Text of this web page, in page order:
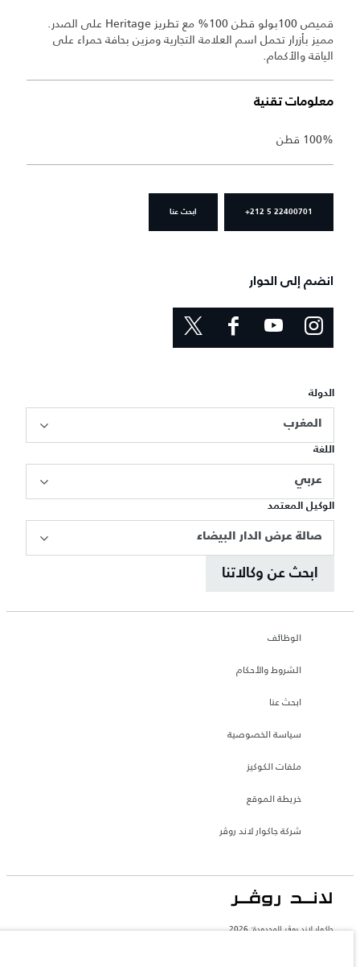
قميص 100بولو قطن 100% مع تطريز Heritage على الصدر.
مميز بأزرار تحمل اسم العلامة التجارية ومزين بحافة حمراء على
الياقة والأكمام.
معلومات تقنية
100% قطن
+212 5 22400701 ابحث عنا
انضم إلى الحوار
الدولة
المغرب
اللغة
عربي
الوكيل المعتمد
صالة عرض الدار البيضاء
ابحث عن وكالاتنا
الوظائف
الشروط والأحكام
ابحث عنا
سياسة الخصوصية
ملفات الكوكيز
خريطة الموقع
شركة جاكوار لاند روڤر
جاكوار لاند روڨر المحدودة: 2026